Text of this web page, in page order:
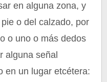
en alguna zona, y
o del calzado, por
o uno o más dedos
alguna señal
en un lugar etcétera: